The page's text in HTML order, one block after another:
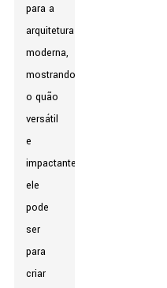
para a
arquitetura
moderna,
mostrando
o quão
versátil
e
impactante
ele
pode
ser
para
criar